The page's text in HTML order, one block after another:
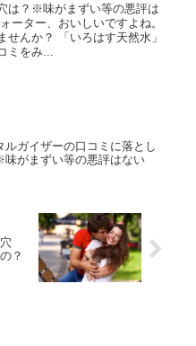
は？※味がまずい等の悪評は
ーター、おいしいですよね。
んか？ 「いろはす天然水」
ミをみ...
ルガイザーの口コミに落とし
がまずい等の悪評はない
？